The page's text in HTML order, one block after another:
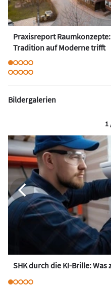
Praxisreport
Tradition auf Moderne trifft
Bildergalerien
SHK durch die KI-Brille: Was
1